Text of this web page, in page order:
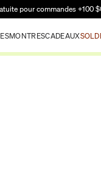
Passer au contenu
pour commandes +100 $
MONTRESCADEAUX